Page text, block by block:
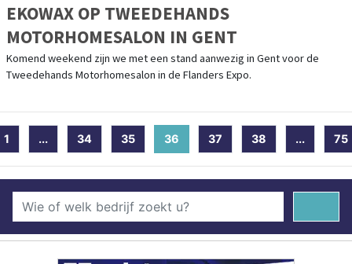
EKOWAX OP TWEEDEHANDS
MOTORHOMESALON IN GENT
Komend weekend zijn we met een stand aanwezig in Gent voor de
Tweedehands Motorhomesalon in de Flanders Expo.
1 ... 34 35 36 (current)
37 38 ... 75